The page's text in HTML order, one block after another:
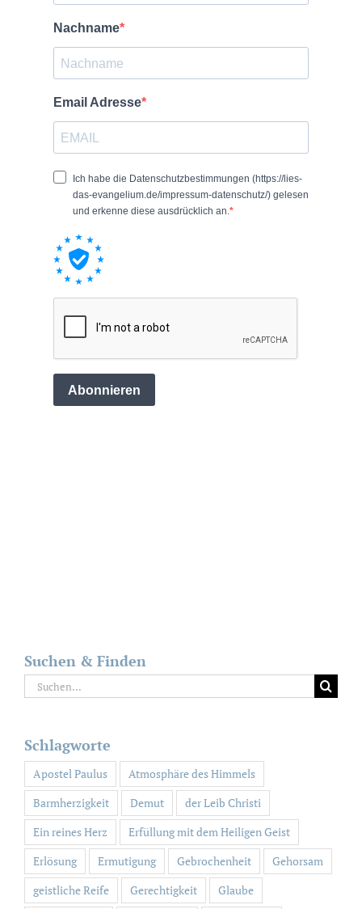
Suchen & Finden
Suche
nach:
Schlagworte
Apostel Paulus
Atmosphäre des Himmels
Barmherzigkeit
Demut
der Leib Christi
Ein reines Herz
Erfüllung mit dem Heiligen Geist
Erlösung
Ermutigung Gebrochenheit
Gehorsam
geistliche Reife
Gerechtigkeit
Glaube